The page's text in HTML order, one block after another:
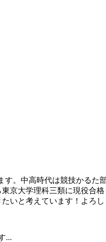
。中高時代は競技かる
京大学理科三類に現役合
いと考えています！よろし
...